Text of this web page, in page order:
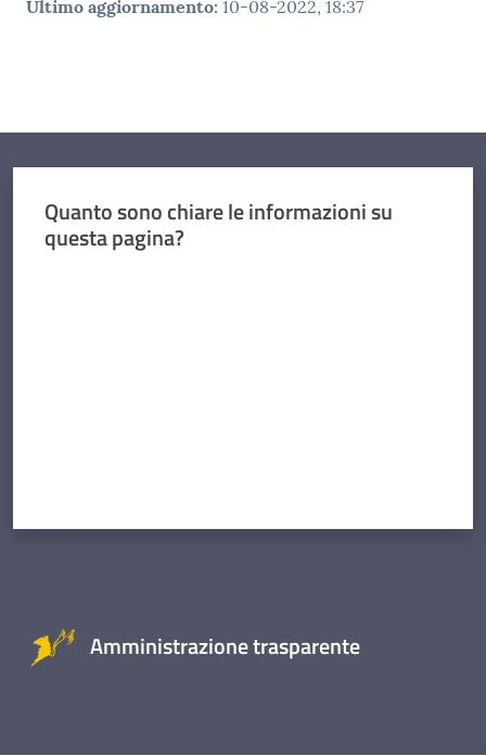
Ultimo aggiornamento: 10-08-2022, 18:37
Quanto sono chiare le informazioni su
questa pagina?
Amministrazione trasparente